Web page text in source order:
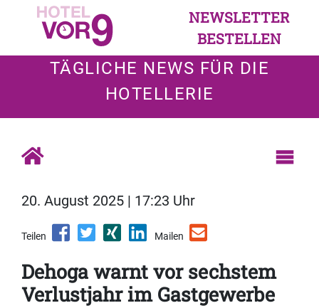
NEWSLETTER
BESTELLEN
TÄGLICHE NEWS FÜR DIE
HOTELLERIE
20. August 2025 | 17:23 Uhr
Teilen Mailen
Dehoga warnt vor sechstem
Verlustjahr im Gastgewerbe